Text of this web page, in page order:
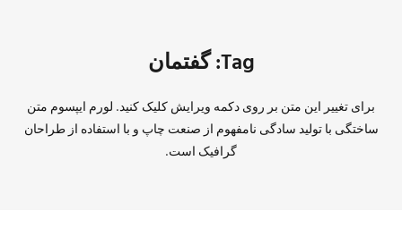
Tag: گفتمان
برای تغییر این متن بر روی دکمه ویرایش کلیک کنید. لورم ایپسوم متن
ساختگی با تولید سادگی نامفهوم از صنعت چاپ و با استفاده از طراحان
گرافیک است.